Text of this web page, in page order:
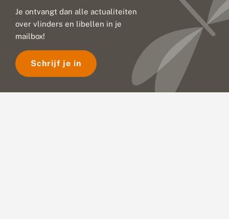
Je ontvangt dan alle actualiteiten
over vlinders en libellen in je
mailbox!
Schrijf je in